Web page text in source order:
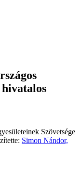
hivatalos
Szövetsége
Simon Nándor,